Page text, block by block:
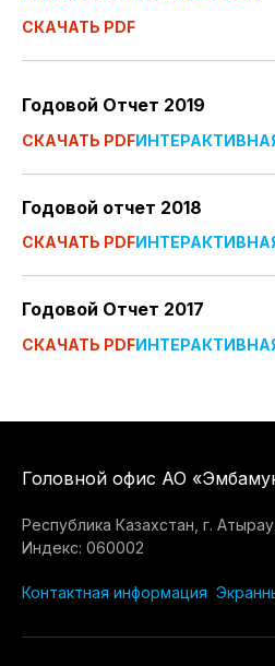
СКАЧАТЬ PDF
Годовой Отчет 2019
СКАЧАТЬ PDF
Годовой отчет 2018
СКАЧАТЬ PDF
Годовой Отчет 2017
СКАЧАТЬ PDF
Головной офис АО
Республика Казахстан, г.
Индекс: 060002
Контактная информация